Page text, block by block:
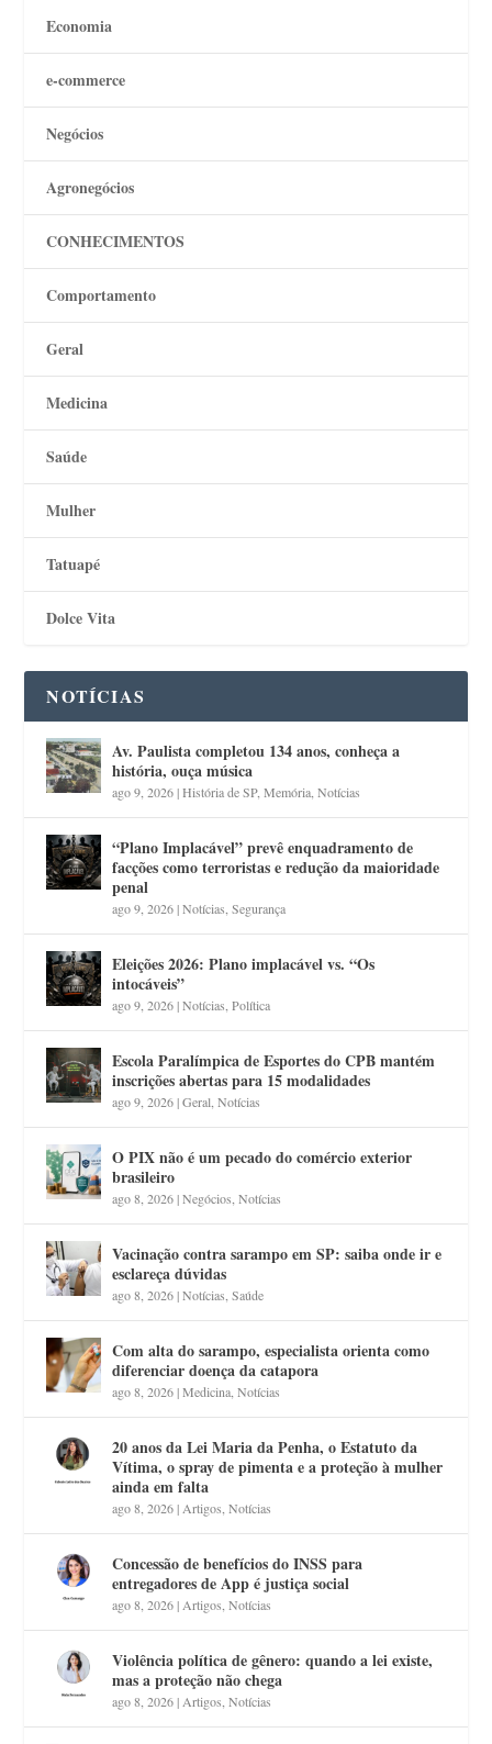
Economia
e-commerce
Negócios
Agronegócios
CONHECIMENTOS
Comportamento
Geral
Medicina
Saúde
Mulher
Tatuapé
Dolce Vita
NOTÍCIAS
Av. Paulista completou 134 anos, conheça a
história, ouça música
ago 9, 2026|História de SP,Memória,Notícias
“Plano Implacável” prevê enquadramento de
facções como terroristas e redução da maioridade
penal
ago 9, 2026|Notícias,Segurança
Eleições 2026: Plano implacável vs. “Os
intocáveis”
ago 9, 2026|Notícias,Política
Escola Paralímpica de Esportes do CPB mantém
inscrições abertas para 15 modalidades
ago 9, 2026|Geral,Notícias
O PIX não é um pecado do comércio exterior
brasileiro
ago 8, 2026|Negócios,Notícias
Vacinação contra sarampo em SP: saiba onde ir e
esclareça dúvidas
ago 8, 2026|Notícias,Saúde
Com alta do sarampo, especialista orienta como
diferenciar doença da catapora
ago 8, 2026|Medicina,Notícias
20 anos da Lei Maria da Penha, o Estatuto da
Vítima, o spray de pimenta e a proteção à mulher
ainda em falta
ago 8, 2026|Artigos,Notícias
Concessão de benefícios do INSS para
entregadores de App é justiça social
ago 8, 2026|Artigos,Notícias
Violência política de gênero: quando a lei existe,
mas a proteção não chega
ago 8, 2026|Artigos,Notícias